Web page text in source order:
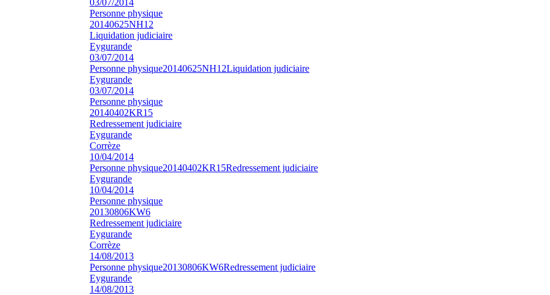
Personne physique
20140625NH12
Liquidation judiciaire
Eygurande
03/07/2014
Personne physique20140625NH12Liquidation judiciaire
Eygurande
03/07/2014
Personne physique
20140402KR15
Redressement judiciaire
Eygurande
Corrèze
10/04/2014
Personne physique20140402KR15Redressement judiciaire
Eygurande
10/04/2014
Personne physique
20130806KW6
Redressement judiciaire
Eygurande
Corrèze
14/08/2013
Personne physique20130806KW6Redressement judiciaire
Eygurande
14/08/2013